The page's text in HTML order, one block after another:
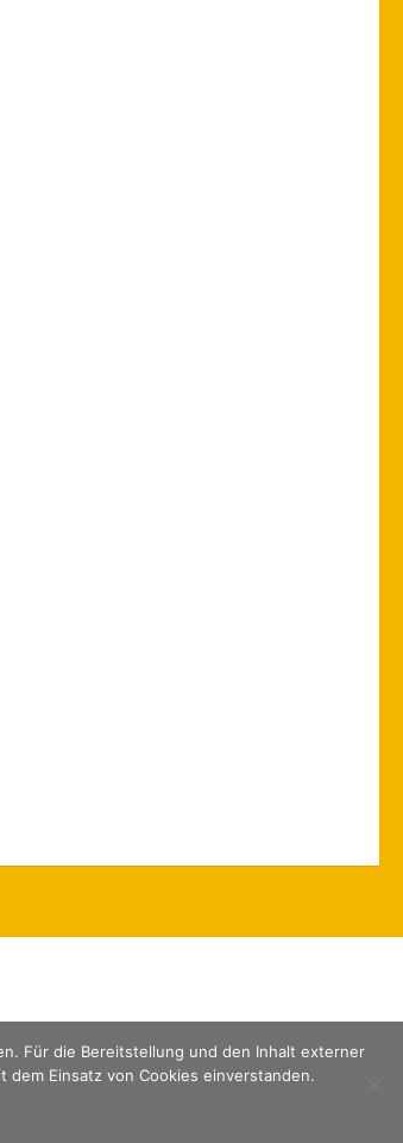
Für die Bereitstellung und den Inhalt externer
Einsatz von Cookies einverstanden.